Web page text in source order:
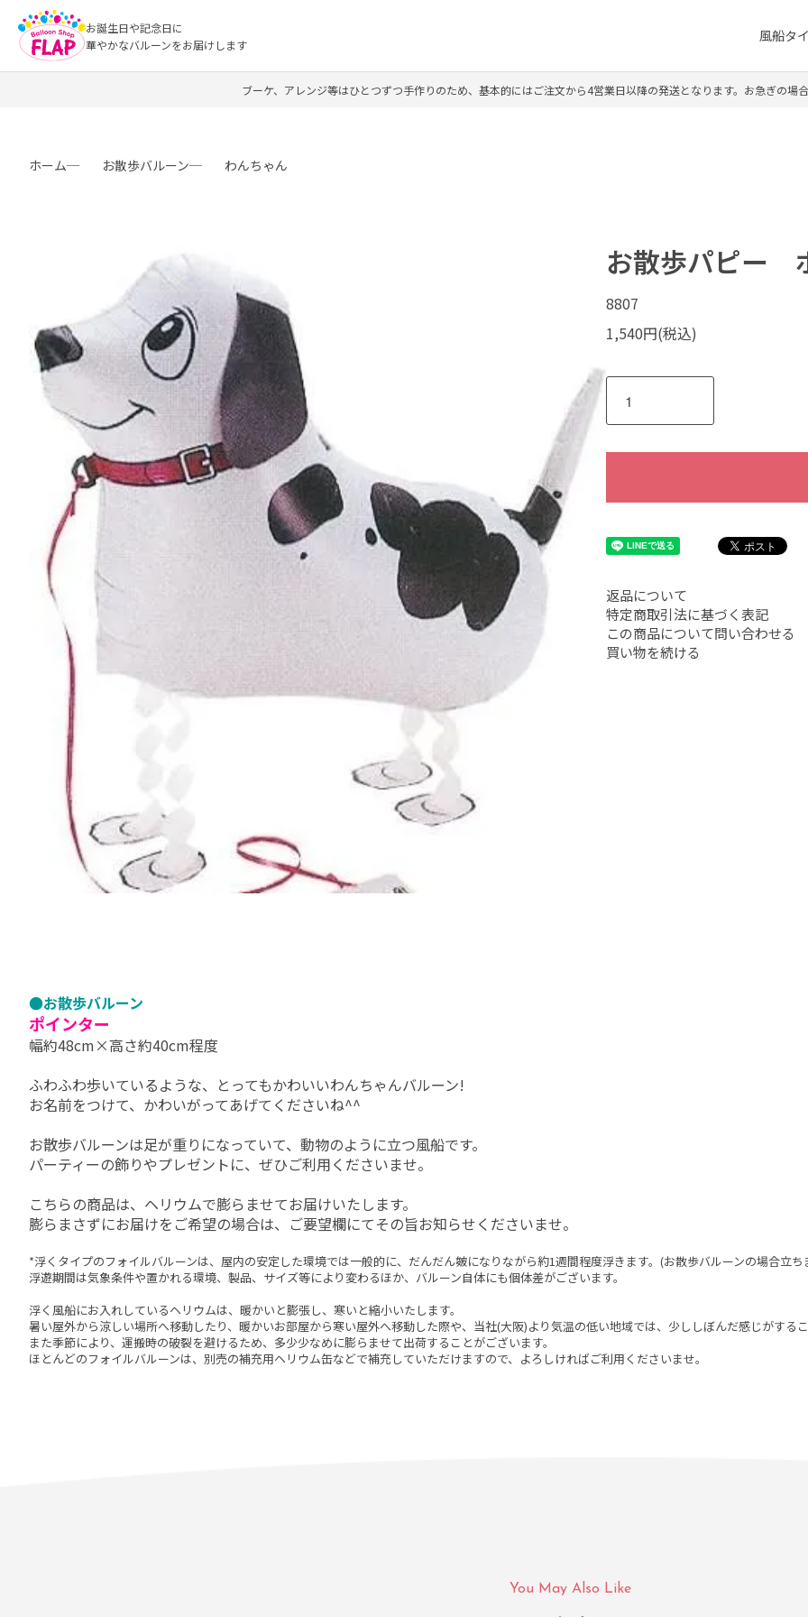
お誕生日や記念日に
華やかなバルーンをお届けします
風船タ
ブーケ、アレンジ等はひとつずつ手作りのため、基本的にはご注文から4営業日以降の発送となります。お急ぎの場
ホーム お散歩バルーン わんちゃん
お散歩パピー
8807
1,540円(税込)
返品について
特定商取引法に基づく表記
この商品について問い合わせる
買い物を続ける
●お散歩バルーン
ポインター
幅約48cm×高さ約40cm程度
ふわふわ歩いているような、とってもかわいいわんちゃんバルーン!
お名前をつけて、かわいがってあげてくださいね^^
お散歩バルーンは足が重りになっていて、動物のように立つ風船です。
パーティーの飾りやプレゼントに、ぜひご利用くださいませ。
こちらの商品は、ヘリウムで膨らませてお届けいたします。
膨らまさずにお届けをご希望の場合は、ご要望欄にてその旨お知らせくださいませ。
*浮くタイプのフォイルバルーンは、屋内の安定した環境では一般的に、だんだん皴になりながら約1週間程度浮きます。(お散歩バルーンの場合立ち
浮遊期間は気象条件や置かれる環境、製品、サイズ等により変わるほか、バルーン自体にも個体差がございます。
浮く風船にお入れしているヘリウムは、暖かいと膨張し、寒いと縮小いたします。
暑い屋外から涼しい場所へ移動したり、暖かいお部屋から寒い屋外へ移動した際や、当社(大阪)より気温の低い地域では、少ししぼんだ感じがするこ
また季節により、運搬時の破裂を避けるため、多少少なめに膨らませて出荷することがございます。
ほとんどのフォイルバルーンは、別売の補充用ヘリウム缶などで補充していただけますので、よろしければご利用くださいませ。
You May Also Like